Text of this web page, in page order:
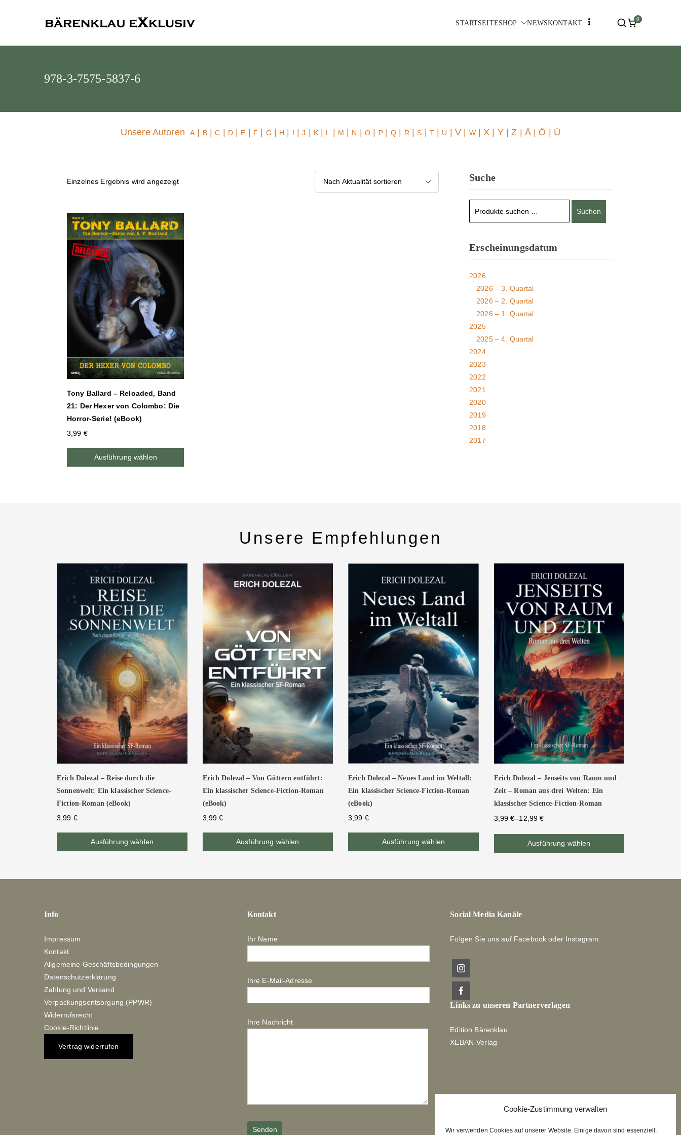
Cookie-Zustimmung verwalten
Wir verwenden Cookies auf unserer Website. Einige davon sind essenziell,
STARTSEITESHOP NEWSKONTAKT 0
978-3-7575-5837-6
Unsere AutorenA| B|C D E F G H I |J K| L M N |O P|Q R|S T U | V | W| X | Y | Z | Ä | Ö | Ü
Einzelnes Ergebnis wird angezeigt
Tony Ballard – Reloaded, Band
21: Der Hexer von Colombo: Die
Horror-Serie! (eBook)
3,99 €
Ausführung wählen
Suche
Suchen
Erscheinungsdatum
2026
2026 – 3. Quartal
2026 – 2. Quartal
2026 – 1. Quartal
2025
2025 – 4. Quartal
2024
2023
2022
2021
2020
2019
2018
2017
Unsere Empfehlungen
Erich Dolezal – Reise durch die
Sonnenwelt: Ein klassischer Science-
Fiction-Roman (eBook)
3,99 €
Ausführung wählen
Erich Dolezal – Von Göttern entführt:
Ein klassischer Science-Fiction-Roman
(eBook)
3,99€
Ausführung wählen
Erich Dolezal – Neues Land im Weltall:
Ein klassischer Science-Fiction-Roman
(eBook)
3,99 €
Ausführung wählen
Erich Dolezal – Jenseits von Raum und
Zeit – Roman aus drei Welten: Ein
klassischer Science-Fiction-Roman
3,99€–12,99€
Ausführung wählen
Info
Impressum
Kontakt
Allgemeine Geschäftsbedingungen
Datenschutzerklärung
Zahlung und Versand
Verpackungsentsorgung (PPWR)
Widerrufsrecht
Cookie-Richtlinie
Vertrag widerrufen
Kontakt
Ihr Name
Ihre E-Mail-Adresse
Ihre Nachricht
Social Media Kanäle
Folgen Sie uns auf Facebook oder Instagram:
Links zu unseren Partnerverlagen
Edition Bärenklau
XEBAN-Verlag